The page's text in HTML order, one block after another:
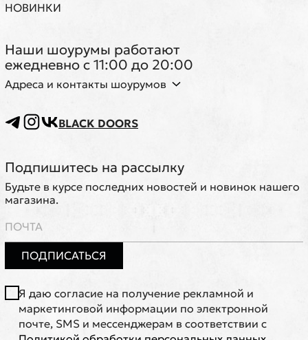
НОВИНКИ
Наши шоурумы работают
ежедневно с 11:00 до 20:00
Адреса и контакты шоурумов
BLACK DOORS
Подпишитесь на рассылку
Будьте в курсе последних новостей и новинок нашего
магазина.
ПОДПИСАТЬСЯ
Я даю согласие на получение рекламной и
маркетинговой информации по электронной
почте, SMS и мессенджерам в соответствии с